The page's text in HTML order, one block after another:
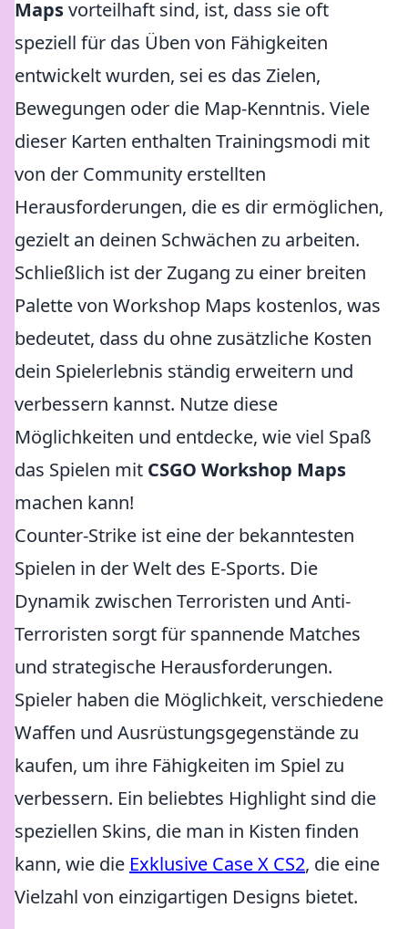
Mapsvorteilhaft sind, ist, dass sie oft
speziell für das Üben von Fähigkeiten
entwickelt wurden, sei es das Zielen,
Bewegungen oder die Map-Kenntnis. Viele
dieser Karten enthalten Trainingsmodi mit
von der Community erstellten
Herausforderungen, die es dir ermöglichen,
gezielt an deinen Schwächen zu arbeiten.
Schließlich ist der Zugang zu einer breiten
Palette von Workshop Maps kostenlos, was
bedeutet, dass du ohne zusätzliche Kosten
dein Spielerlebnis ständig erweitern und
verbessern kannst. Nutze diese
Möglichkeiten und entdecke, wie viel Spaß
das Spielen mit CSGO Workshop Maps
machen kann!
Counter-Strike ist eine der bekanntesten
Spielen in der Welt des E-Sports. Die
Dynamik zwischen Terroristen und Anti-
Terroristen sorgt für spannende Matches
und strategische Herausforderungen.
Spieler haben die Möglichkeit, verschiedene
Waffen und Ausrüstungsgegenstände zu
kaufen, um ihre Fähigkeiten im Spiel zu
verbessern. Ein beliebtes Highlight sind die
speziellen Skins, die man in Kisten finden
kann, wie die Exklusive Case X CS2, die eine
Vielzahl von einzigartigen Designs bietet.